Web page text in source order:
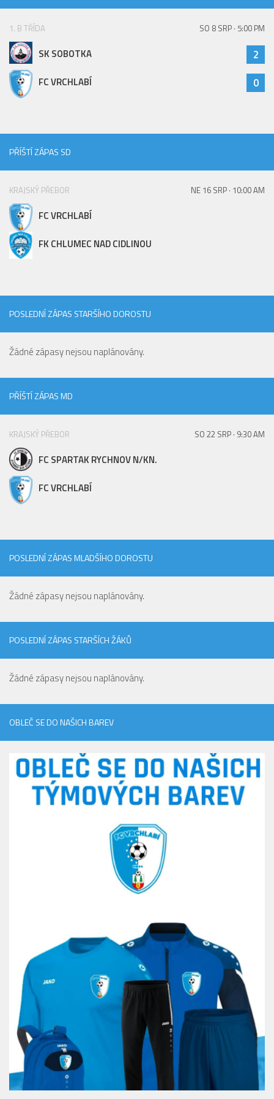
St. přípravka
Hráči
Rozpis zápasů
Mladší přípravka
Realizační tým
Fotbalová školka
Bazárek
1. B TŘÍDA SO 8 SRP · 5:00 PM
SK SOBOTKA 2
FC VRCHLABÍ 0
PŘÍŠTÍ ZÁPAS SD
KRAJSKÝ PŘEBOR NE 16 SRP · 10:00 AM
FC VRCHLABÍ
FK CHLUMEC NAD CIDLINOU
POSLEDNÍ ZÁPAS STARŠÍHO DOROSTU
Žádné zápasy nejsou naplánovány.
PŘÍŠTÍ ZÁPAS MD
KRAJSKÝ PŘEBOR SO 22 SRP · 9:30 AM
FC SPARTAK RYCHNOV N/KN.
FC VRCHLABÍ
POSLEDNÍ ZÁPAS MLADŠÍHO DOROSTU
Žádné zápasy nejsou naplánovány.
POSLEDNÍ ZÁPAS STARŠÍCH ŽÁKŮ
Žádné zápasy nejsou naplánovány.
OBLEČ SE DO NAŠICH BAREV